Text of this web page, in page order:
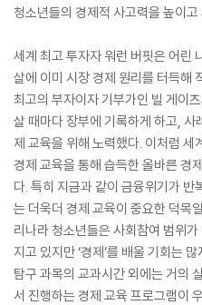
청소년들의 경제적 사고력을 높이
세계 최고 투자자 워런 버핏은 어린
살에 이미 시장 경제 원리를 터득해
최고의 부자이자 기부가인 빌 게이
살 때마다 장부에 기록하게 하고, 사
제 교육을 위해 노력했다. 이처럼 세
경제 교육을 통해 습득한 올바른 경
다. 특히 지금과 같이 금융위기가
는 더욱더 경제 교육이 중요한 덕목
리나라 청소년들은 사회참여 범위
지고 있지만 ‘경제’를 배울 기회는
탐구 과목의 교과시간 외에는 거의
서 진행하는 경제 교육 프로그램이